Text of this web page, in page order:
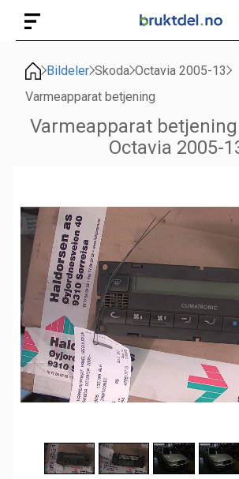
Bildeler Skoda Octavia 2005-13
Varmeapparat betjening
Varmeapparat
Octavia 2005-